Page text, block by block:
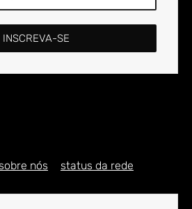
INSCREVA-SE
nós status da rede